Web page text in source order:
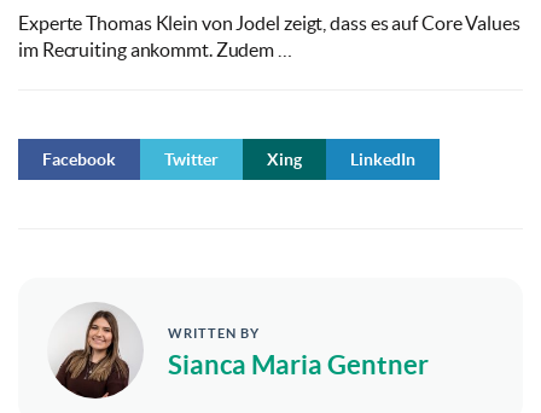
Experte Thomas Klein von Jodel zeigt, dass es auf Core Values
im Recruiting ankommt. Zudem …
Facebook Twitter Xing LinkedIn
WRITTEN BY
Sianca Maria Gentner